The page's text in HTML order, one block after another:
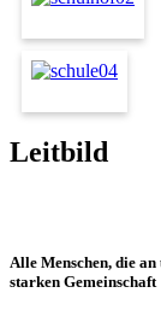
Leitbild
Alle Menschen, die
starken Gemeinschaft